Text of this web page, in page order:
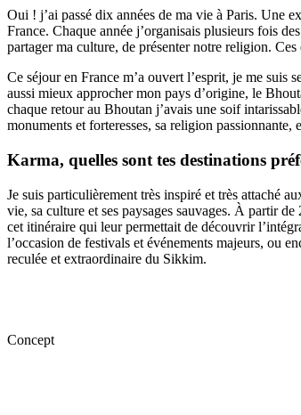
Oui ! j’ai passé dix années de ma vie à Paris. Une
France. Chaque année j’organisais plusieurs fois
partager ma culture, de présenter notre religion.
Ce séjour en France m’a ouvert l’esprit, je me suis
aussi mieux approcher mon pays d’origine, le
chaque retour au Bhoutan j’avais une soif
monuments et forteresses, sa religion
Karma, quelles sont tes destinations
Je suis particulièrement très inspiré et très attaché
vie, sa culture et ses paysages sauvages. À partir
cet itinéraire qui leur permettait de découvrir
l’occasion de festivals et événements majeurs, ou
reculée et extraordinaire du Sikkim.
Concept